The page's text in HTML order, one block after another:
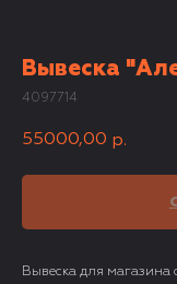
Вывеска
4097714
55000,00 р.
Вывеска для магазина